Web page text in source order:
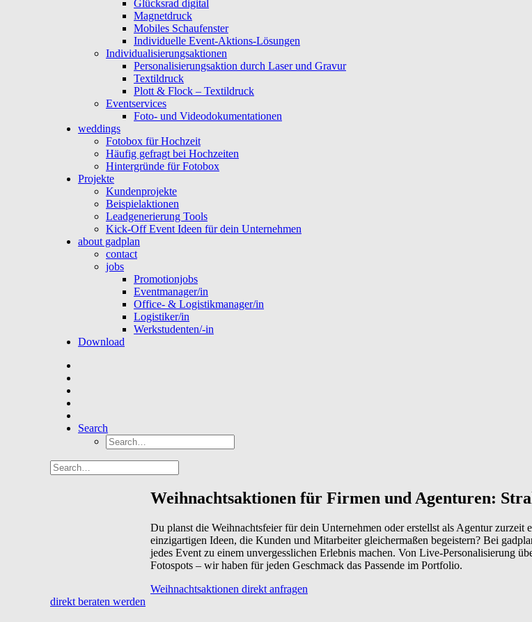
Glücksrad digital
Magnetdruck
Mobiles Schaufenster
Individuelle Event-Aktions-Lösungen
Individualisierungsaktionen
Personalisierungsaktion durch Laser und Gravur
Textildruck
Plott & Flock – Textildruck
Eventservices
Foto- und Videodokumentationen
weddings
Fotobox für Hochzeit
Häufig gefragt bei Hochzeiten
Hintergründe für Fotobox
Projekte
Kundenprojekte
Beispielaktionen
Leadgenerierung Tools
Kick-Off Event Ideen für dein Unternehmen
about gadplan
contact
jobs
Promotionjobs
Eventmanager/in
Office- & Logistikmanager/in
Logistiker/in
Werkstudenten/-in
Download
Search
Weihnachtsaktionen für Firmen und Agenturen:
Du planst die Weihnachtsfeier für dein Unternehmen oder erstellst als Agentur zurzeit
einzigartigen Ideen, die Kunden und Mitarbeiter gleichermaßen begeistern? Bei
jedes Event zu einem unvergesslichen Erlebnis machen. Von Live-Personalisierung
Fotospots – wir haben für jeden Geschmack das Passende im Portfolio.
Weihnachtsaktionen direkt anfragen
direkt beraten werden